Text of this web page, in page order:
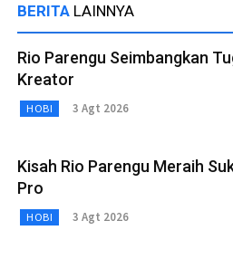
BERITA LAINNYA
Rio Parengu Seimbangkan
Kreator
HOBI 3 Agt 2026
Kisah Rio Parengu Meraih
Pro
HOBI 3 Agt 2026